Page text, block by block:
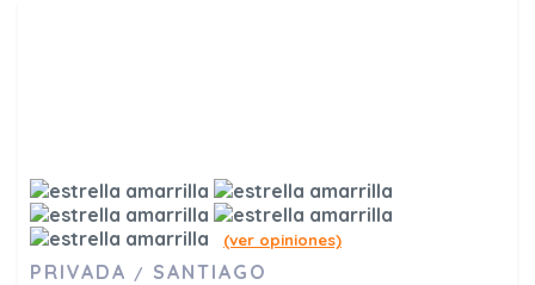
(ver opiniones)
PRIVADA /
SANTIAGO